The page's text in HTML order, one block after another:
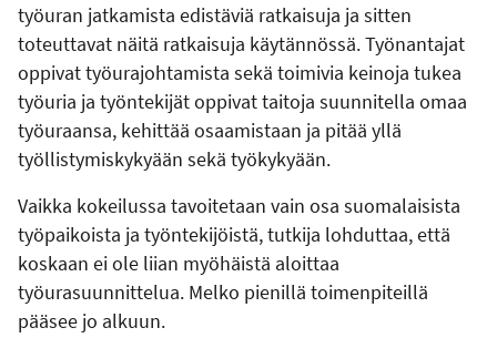
työuran jatkamista edistäviä ratkaisuja ja sitten
toteuttavat näitä ratkaisuja käytännössä. Työnantajat
oppivat työurajohtamista sekä toimivia keinoja tukea
työuria ja työntekijät oppivat taitoja suunnitella omaa
työuraansa, kehittää osaamistaan ja pitää yllä
työllistymiskykyään sekä työkykyään.
Vaikka kokeilussa tavoitetaan vain osa suomalaisista
työpaikoista ja työntekijöistä, tutkija lohduttaa, että
koskaan ei ole liian myöhäistä aloittaa
työurasuunnittelua. Melko pienillä toimenpiteillä
pääsee jo alkuun.